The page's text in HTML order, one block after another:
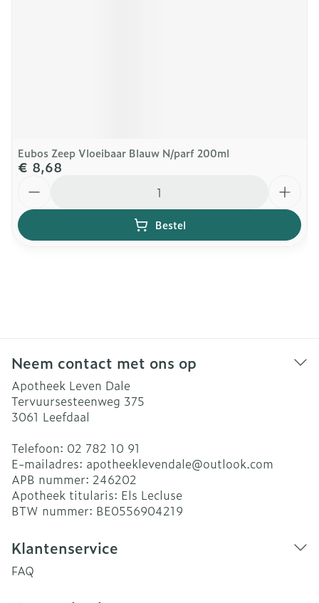
Eubos Zeep Vloeibaar Blauw N/parf 200ml
€ 8,68
Bestel
Neem contact met ons op
Apotheek Leven Dale
Tervuursesteenweg 375
3061 Leefdaal
Telefoon: 02 782 10 91
E-mailadres: apotheeklevendale@outlook.com
APB nummer: 246202
Apotheek titularis: Els Lecluse
BTW nummer: BE0556904219
Klantenservice
FAQ